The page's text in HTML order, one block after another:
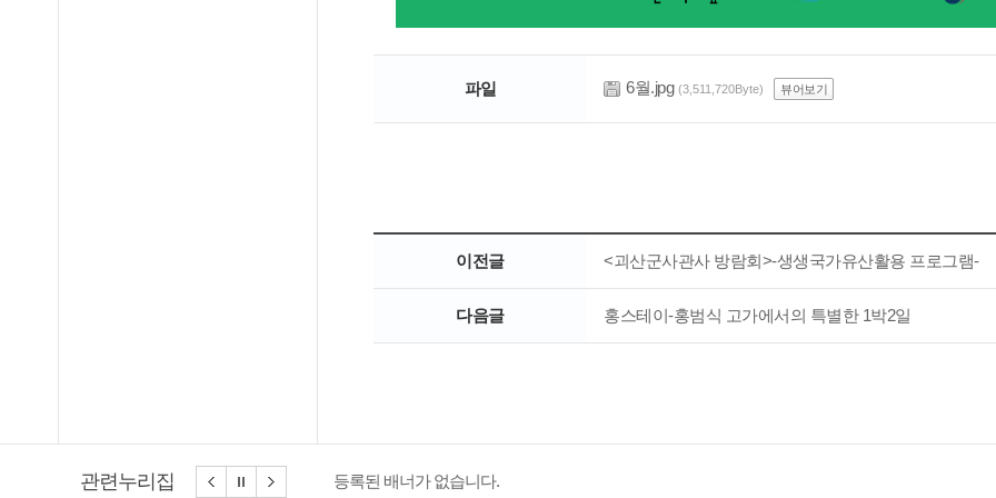
파일 6월.jpg (3,511,720Byte) 뷰어보기
이전글 <괴산군사관사 방람회>-생생국가유산활용 프로그램-
다음글 홍스테이-홍범식 고가에서의 특별한 1박2일
관련누리집 등록된 배너가 없습니다.